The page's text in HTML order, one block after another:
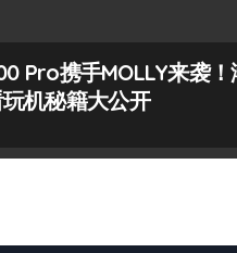
Pro携手MOLLY来袭！
玩机秘籍大公开